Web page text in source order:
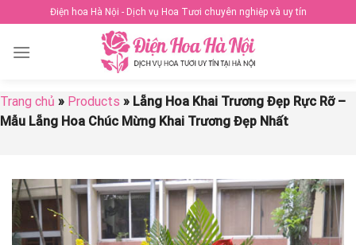
to
content
Điện hoa Hà Nội - Dịch vụ Hoa Tươi chuyên nghiệp và uy tín
Trang chủ » Products » Lẵng Hoa Khai Trương Đẹp Rực Rỡ –
Mẫu Lẵng Hoa Chúc Mừng Khai Trương Đẹp Nhất